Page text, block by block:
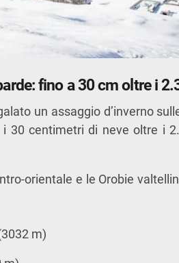
fino a 30 cm oltre i
un assaggio d’inverno
30 centimetri di neve oltre i
orientale e le Orobie
m)